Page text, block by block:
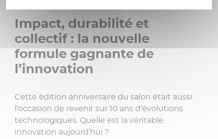
Impact, durabilité et
collectif : la nouvelle
formule gagnante de
l’innovation
Cette édition anniversaire du salon était aussi
l’occasion de revenir sur 10 ans d’évolutions
technologiques. Quelle est la véritable
innovation aujourd’hui ?